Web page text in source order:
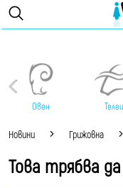
Овен Телец
Новини Грижовна
Това трябва